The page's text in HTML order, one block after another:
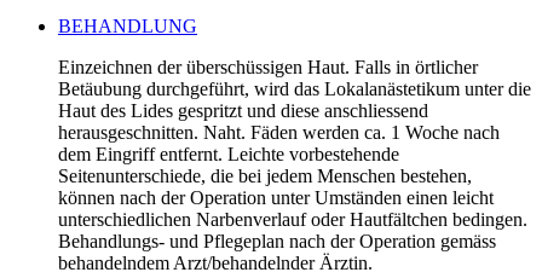
BEHANDLUNG
Einzeichnen der überschüssigen Haut. Falls in örtlicher
Betäubung durchgeführt, wird das Lokalanästetikum unter die
Haut des Lides gespritzt und diese anschliessend
herausgeschnitten. Naht. Fäden werden ca. 1 Woche nach
dem Eingriff entfernt. Leichte vorbestehende
Seitenunterschiede, die bei jedem Menschen bestehen,
können nach der Operation unter Umständen einen leicht
unterschiedlichen Narbenverlauf oder Hautfältchen bedingen.
Behandlungs- und Pflegeplan nach der Operation gemäss
behandelndem Arzt/behandelnder Ärztin.